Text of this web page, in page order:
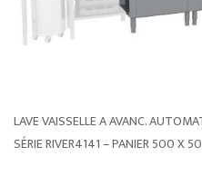
LAVE VAISSELLE A AVANC.
SÉRIE RIVER4141 – PANIER 500 X